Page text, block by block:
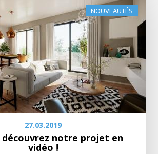
NOUVEAUTÉS
27.03.2019
découvrez notre projet en
vidéo !